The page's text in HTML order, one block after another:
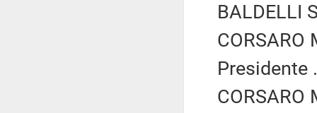
BALDELLI
Presidente